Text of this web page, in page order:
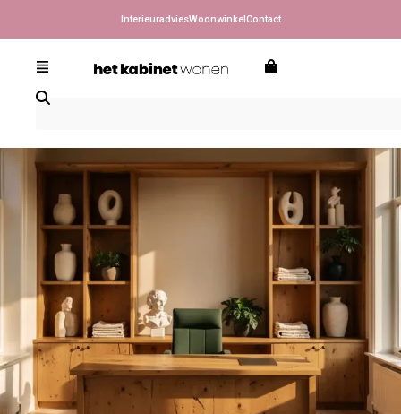
InterieuradviesWoonwinkelContact